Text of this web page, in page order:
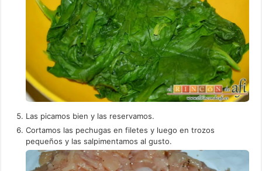
Las picamos bien y las reservamos.
Cortamos las pechugas en filetes y luego en trozos
pequeños y las salpimentamos al gusto.